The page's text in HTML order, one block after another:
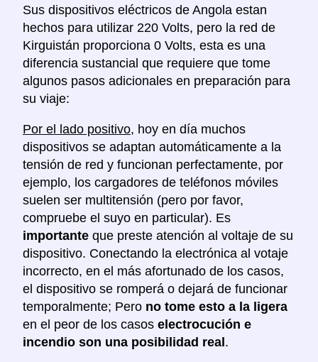
Sus dispositivos eléctricos de Angola estan
hechos para utilizar 220 Volts, pero la red de
Kirguistán proporciona 0 Volts, esta es una
diferencia sustancial que requiere que tome
algunos pasos adicionales en preparación para
su viaje:
Por el lado positivo, hoy en día muchos
dispositivos se adaptan automáticamente a la
tensión de red y funcionan perfectamente, por
ejemplo, los cargadores de teléfonos móviles
suelen ser multitensión (pero por favor,
compruebe el suyo en particular). Es
importante que preste atención al voltaje de su
dispositivo. Conectando la electrónica al votaje
incorrecto, en el más afortunado de los casos,
el dispositivo se romperá o dejará de funcionar
temporalmente; Pero no tome esto a la ligera
en el peor de los casos electrocución e
incendio son una posibilidad real .